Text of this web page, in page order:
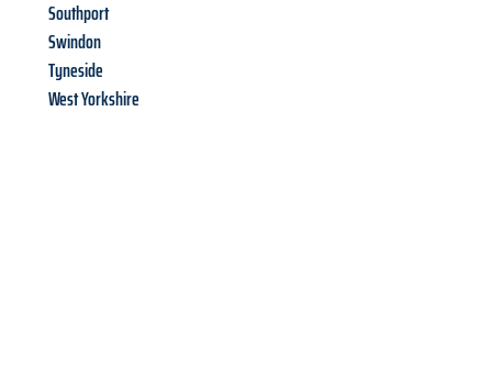
Southport
Swindon
Tyneside
West Yorkshire